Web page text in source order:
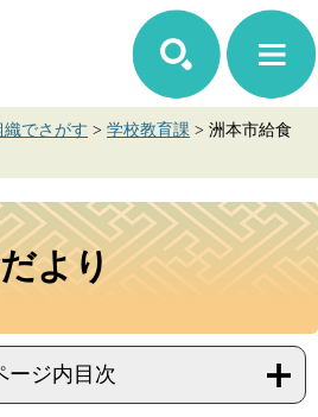
織でさがす > 学校教育課 > 洲本市給食
より
ージ内目次